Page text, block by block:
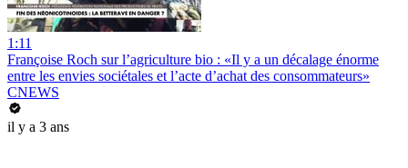
1:11
Françoise Roch sur l’agriculture bio : «Il y a un décalage énorme
entre les envies sociétales et l’acte d’achat des consommateurs»
CNEWS
il y a 3 ans